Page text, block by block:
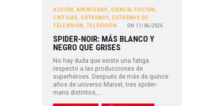
ACCIÓN, AVENTURAS , CIENCIA FICCIÓN,
CRÍTICAS , ESTRENOS, ESTRENOS DE
TELEVISIÓN, TELEVISIÓN ON 11/06/2026
SPIDER-NOIR: MÁS BLANCO Y
NEGRO QUE GRISES
No hay duda que existe una fatiga
respecto a las producciones de
superhéroes. Después de más de quince
años de universo Marvel, tres spider-
mans distintos,…